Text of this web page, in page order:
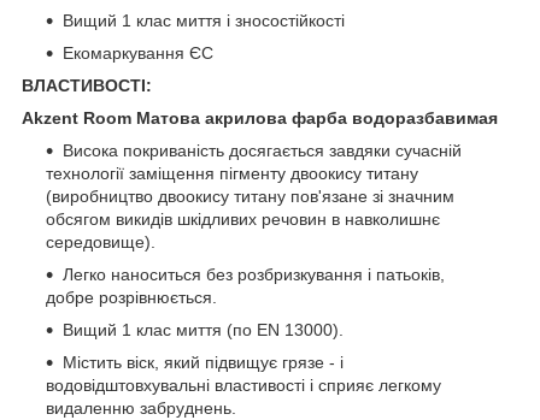
Вищий 1 клас миття і зносостійкості
Екомаркування ЄС
ВЛАСТИВОСТІ:
Akzent Room Матова акрилова фарба водоразбавимая
Висока покриваність досягається завдяки сучасній
технології заміщення пігменту двоокису титану
(виробництво двоокису титану пов'язане зі значним
обсягом викидів шкідливих речовин в навколишнє
середовище).
Легко наноситься без розбризкування і патьоків,
добре розрівнюється.
Вищий 1 клас миття (по EN 13000).
Містить віск, який підвищує грязе - і
водовідштовхувальні властивості і сприяє легкому
видаленню забруднень.